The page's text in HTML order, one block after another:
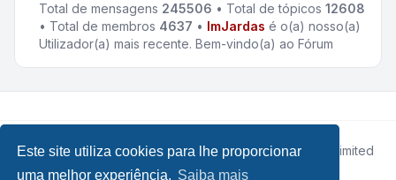
Este site utiliza cookies para lhe proporcionar
uma melhor experiência. Saiba mais
Total de mensagens 245506 • Total de tópicos12608
• Total de membros 4637 • ImJardas é o(a) nosso(a)
Utilizador(a) mais recente. Bem-vindo(a) ao Fórum
Desenvolvido porphpBB® Forum Software © phpBB Limited
• Design by
Leenoz.com